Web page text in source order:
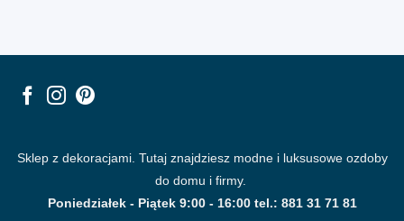
Sklep z dekoracjami. Tutaj znajdziesz modne i luksusowe ozdoby
do domu i firmy.
Poniedziałek - Piątek 9:00 - 16:00 tel.: 881 31 71 81